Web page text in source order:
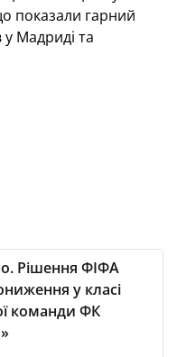
показали гарний
у Мадриді та
Рішення ФІФА
у класі
команди ФК